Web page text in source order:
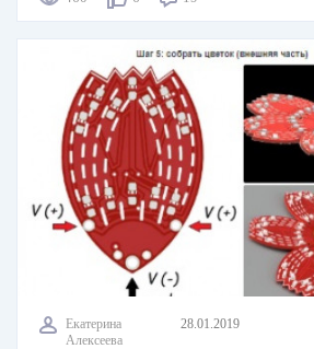
Екатерина
Алексеева
28.01.2019